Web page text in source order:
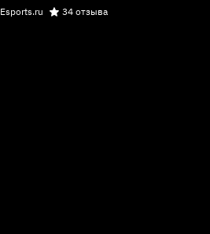
Esports.ru 34 отзыва